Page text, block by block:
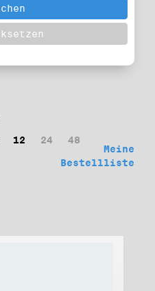
12 24
48
Meine
Bestellliste